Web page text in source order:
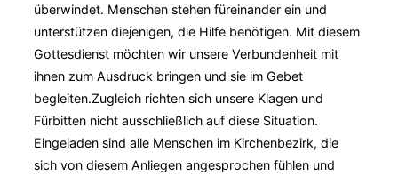
überwindet. Menschen stehen füreinander ein und
unterstützen diejenigen, die Hilfe benötigen. Mit diesem
Gottesdienst möchten wir unsere Verbundenheit mit
ihnen zum Ausdruck bringen und sie im Gebet
begleiten.Zugleich richten sich unsere Klagen und
Fürbitten nicht ausschließlich auf diese Situation.
Eingeladen sind alle Menschen im Kirchenbezirk, die
sich von diesem Anliegen angesprochen fühlen und